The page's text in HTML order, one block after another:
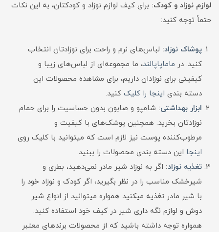
لوازم نوزاد و کودک: برای کیف لوازم نوزاد و کودکتان، به این نکات
حتماً توجه کنید:
پوشاک نوزاد: لباس‌های نرم و راحت برای نوزادتان انتخاب
کنید. در ماماپاپالند، ما مجموعه‌ای از لباس‌های زیبا و
کیفیتی برای نوزادان داریم، برای مشاهده محصولات این
دسته بندی اینجا را کلیک کنید.
ابزار بهداشتی: شامپو و صابون بدون حساسیت‌ را برای حمام
نوزادتان بخرید. همچنین پوشک‌های با کیفیت و
مرطوب‌کننده پوست نیز لازم است که میتوانید با کلیک روی
اینجا این دسته بندی محصولات را ببنید.
تغذیه نوزاد: اگر به نوزاد شیر مادر نمی‌دهید، بطری و
شیرخشک مناسب را در نظر بگیرید، اگر کودک و نوزاد خود را
با شیر مادر تغذیه میکنید همواره میتوانید از انواع شیر
دوش و لوازم نگه داری شیر در کیف خود استفاده کنید.
همواره توجه داشته باشید که از محصولات برندهای معتبر